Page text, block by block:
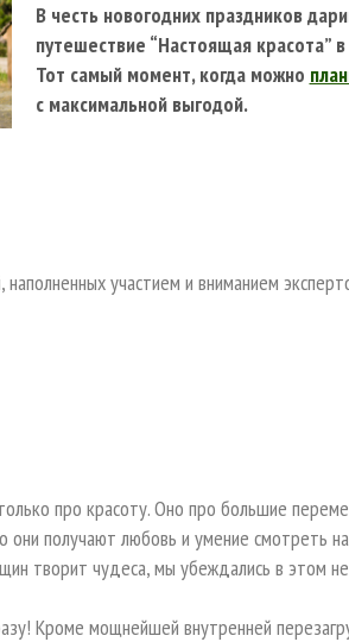
В честь новогодних праздников
путешествие “Настоящая красота”
Тот самый момент, когда можно
с максимальной выгодой.
участием и вниманием
про красоту. Оно про большие
получают любовь и умение смотреть
творит чудеса, мы убеждались в этом
Кроме мощнейшей внутренней